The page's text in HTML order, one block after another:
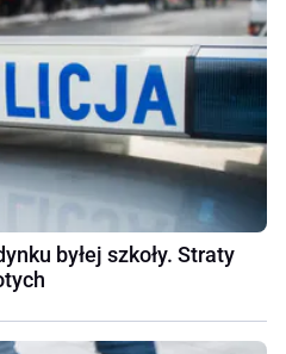
byłej szkoły. Straty